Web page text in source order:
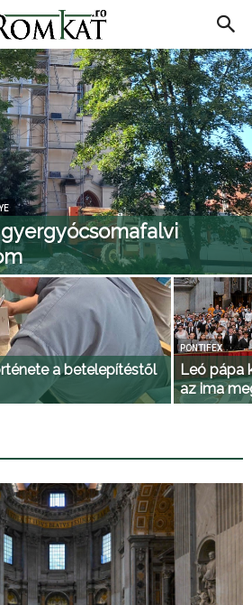
a betelepítéstől
PONTIFEX
Leó pápa
az ima